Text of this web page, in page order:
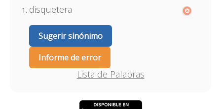
disquetera
Sugerir sinónimo
Informe de error
Lista de Palabras